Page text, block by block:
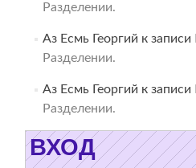
Разделении.
Аз Есмь Георгий к записи
Разделении.
Аз Есмь Георгий к записи
Разделении.
ВХОД